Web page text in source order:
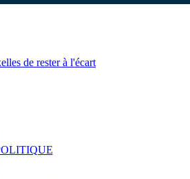
de rester à l'écart